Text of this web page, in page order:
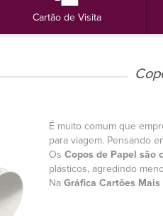
Cartão de Visita
É muito comum que
para viagem. Pensando
Os Copos de Papel são
plásticos, agredindo
Na Gráfica Cartões Mais